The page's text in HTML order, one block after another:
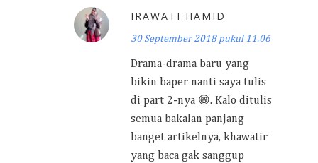
IRAWATI HAMID
30 September 2018 pukul 11.06
Drama-drama baru yang
bikin baper nanti saya tulis
di part 2-nya 😁. Kalo ditulis
semua bakalan panjang
banget artikelnya, khawatir
yang baca gak sanggup